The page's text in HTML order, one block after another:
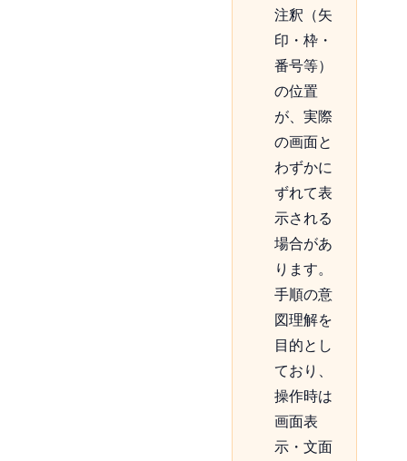
注釈（矢
印・枠・
番号等）
の位置
が、実際
の画面と
わずかに
ずれて表
示される
場合があ
ります。
手順の意
図理解を
目的とし
ており、
操作時は
画面表
示・文面